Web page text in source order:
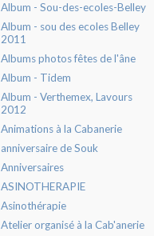
Album - Sou-des-ecoles-Belley
Album - sou des ecoles Belley
2011
Albums photos fêtes de l'âne
Album - Tidem
Album - Verthemex, Lavours
2012
Animations à la Cabanerie
anniversaire de Souk
Anniversaires
ASINOTHERAPIE
Asinothérapie
Atelier organisé à la Cab'anerie